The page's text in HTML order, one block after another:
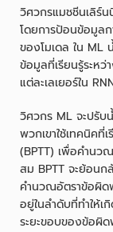
วิศวกรแมชชีนเลิร์
โดยการป้อนข้อมูล
ของโมเดล ใน
ข้อมูลที่เรียนรู้ระห
แต่ละเลเยอร์ใน
วิศวกร ML จะปรับ
พวกเขาใช้เทคนิค
(BPTT) เพื่อคำนว
สม BPTT จะย้อนก
คำนวณอัตราข้อผิด
อยู่ในลำดับที่ทำให้
ระยะขอบของข้อผิ